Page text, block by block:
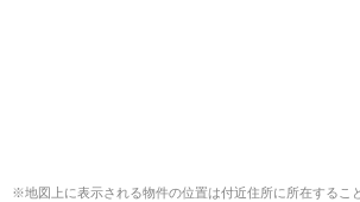
※地図上に表示される物件の位置は付近住所に所在するこ